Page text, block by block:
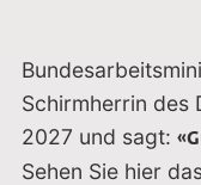
Schirmherrin des
2027 und sagt:
Sehen Sie hier